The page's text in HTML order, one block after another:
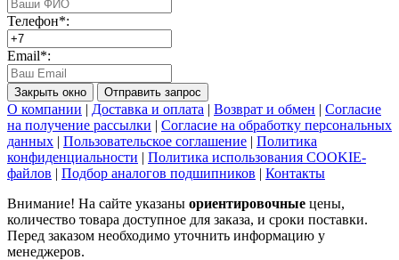
Телефон*:
Email*:
Закрыть окно Отправить запрос
О компании | Доставка и оплата | Возврат и обмен | Согласие
на получение рассылки | Согласие на обработку персональных
данных | Пользовательское соглашение | Политика
конфиденциальности | Политика использования COOKIE-
файлов | Подбор аналогов подшипников | Контакты
Внимание! На сайте указаны ориентировочные цены,
количество товара доступное для заказа, и сроки поставки.
Перед заказом необходимо уточнить информацию у
менеджеров.